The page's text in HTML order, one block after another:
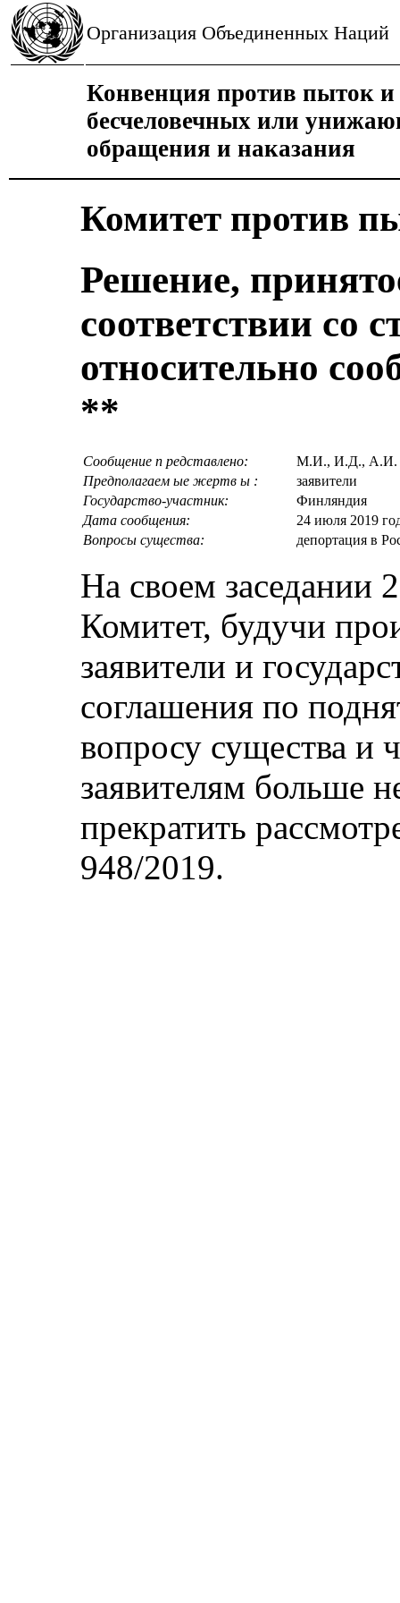
Организация Объединенных Наций
Конвенция против пыток и
бесчеловечных или
обращения и наказания
Комитет против
Решение,
соответствии со
относительно
**
Сообщение п редставлено:
М.И., И.Д., А.И. и
Предполагаем ые жертв ы :
заявители
Государство-участник:
Финляндия
Дата сообщения:
24 июля 2019
Вопросы существа:
депортация в
На своем заседании
Комитет, будучи
заявители и
соглашения по
вопросу существа и
заявителям больше
прекратить
948/2019.